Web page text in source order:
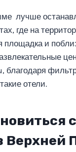
лучше
где на
площадка и
благодаря
отели.
с
Верхней